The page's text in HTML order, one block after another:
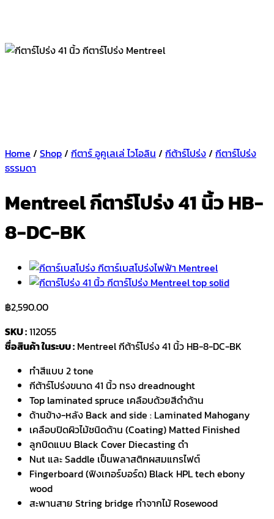
Home / Shop/ กีตาร์ อูคูเลเล่ ไวโอลิน / กีต้าร์โปร่ง/ กีตาร์โปร่ง
ธรรมดา
Mentreel กีตาร์โปร่ง 41 นิ้ว HB-
8-DC-BK
฿2,590.00
SKU :112055
ชื่อสินค้า ในระบบ : Mentreel กีต้าร์โปร่ง 41 นิ้ว HB-8-DC-BK
ทำสีแบบ 2 tone
กีต้าร์โปร่งขนาด 41 นิ้ว ทรง dreadnought
Top laminated spruce เคลือบด้วยสีดำด้าน
ด้านข้าง-หลัง Back and side : Laminated Mahogany
เคลือบปิดผิวไม้ชนิดด้าน (Coating) Matted Finished
ลูกบิดแบบ Black Cover Diecasting ดำ
Nut และ Saddle เป็นพลาสติกผสมแกรไฟต์
Fingerboard (ฟิงเกอร์บอร์ด) Black HPL tech ebony
wood
สะพานสาย String bridge ทำจากไม้ Rosewood